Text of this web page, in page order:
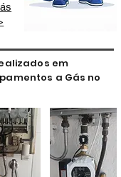
em
a Gás no